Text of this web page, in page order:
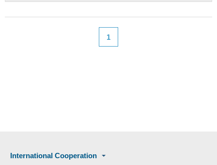
1
International Cooperation